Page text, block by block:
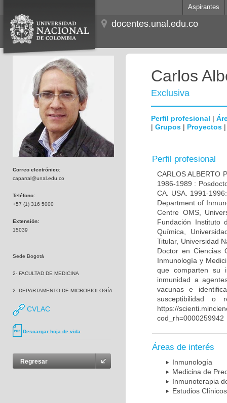
Aspirantes
docentes.unal.edu.co
Correo electrónico:
caparral@unal.edu.co
Teléfono:
+57 (1) 316 5000
Extensión:
15039
Sede Bogotá
2- FACULTAD DE MEDICINA
2- DEPARTAMENTO DE MICROBIOLOGÍA
CVLAC
Descargar hoja de vida
Regresar
Carlos
Exclusiva
Perfil profesional |
| Grupos | Proyectos
Perfil profesional
CARLOS ALBERTO
1986-1989 :
CA. USA. 1991-
Department of
Centre OMS,
Fundación Instituto
Química,
Titular, Universidad
Doctor en Ciencias
Inmunología y
que comparten su
inmunidad a
vacunas e
susceptibilidad o
https://
cod_rh=0000259942
Áreas de interés
Inmunología
Medicina de
Inmunoterapia
Estudios Clínicos